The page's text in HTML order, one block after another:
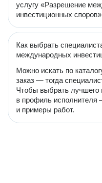
услугу «Разрешение
инвестиционных
Как выбрать
международных
Можно искать по
заказ — тогда
Чтобы выбрать лучшего
в профиль исполнителя
и примеры работ.